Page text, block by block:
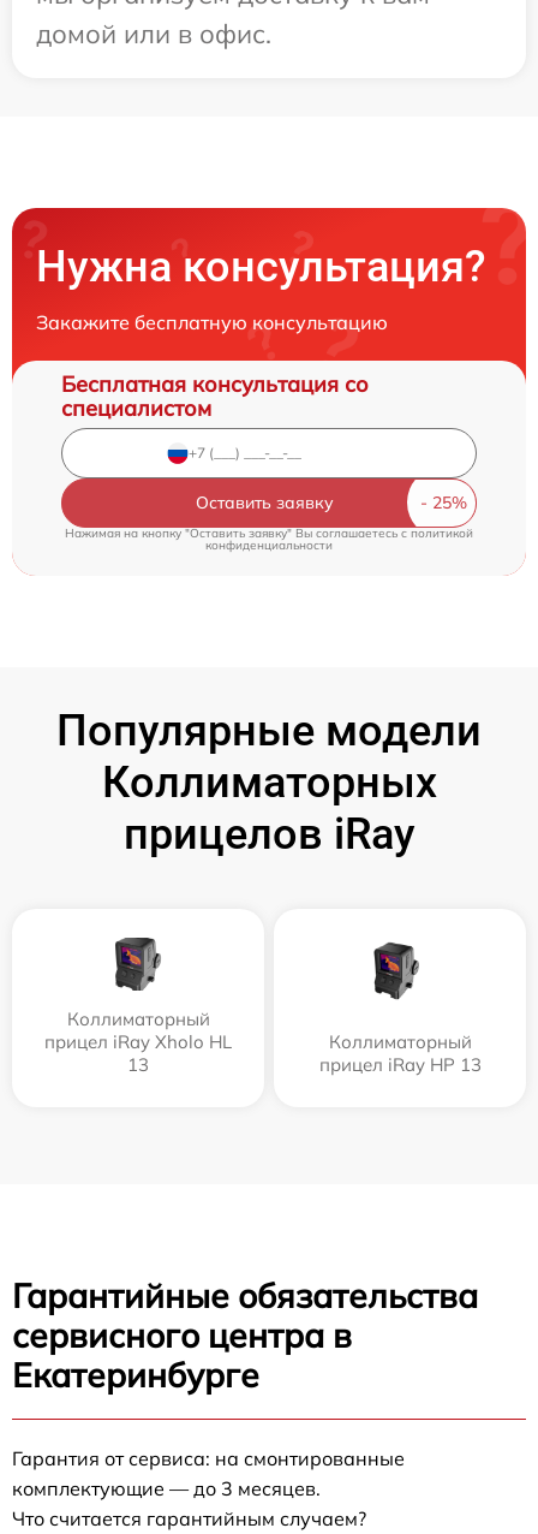
домой или в офис.
Нужна консультация?
Закажите бесплатную консультацию
Бесплатная консультация со
специалистом
Оставить заявку
Нажимая на кнопку "Оставить заявку" Вы соглашаетесь cполитикой
конфиденциальности
Популярные модели
Коллиматорных
прицелов iRay
Коллиматорный
прицел iRay Xholo HL
13
Коллиматорный
прицел iRay HP 13
Гарантийные обязательства
сервисного центра в
Екатеринбурге
Гарантия от сервиса: на смонтированные
комплектующие — до 3 месяцев.
Что считается гарантийным случаем?